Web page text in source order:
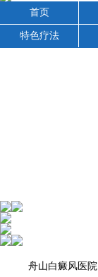
首页
特色疗法
舟山白癜风医院